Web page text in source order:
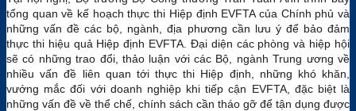
tổng quan về kế hoạch thực thi Hiệp định EVFTA của Chính phủ và
những vấn đề các bộ, ngành, địa phương cần lưu ý để bảo đảm
thực thi hiệu quả Hiệp định EVFTA. Đại diện các phòng và hiệp hội
sẽ có những trao đổi, thảo luận với các Bộ, ngành Trung ương về
nhiều vấn đề liên quan tới thực thi Hiệp định, những khó khăn,
vướng mắc đối với doanh nghiệp khi tiếp cận EVFTA, đặc biệt là
những vấn đề về thể chế, chính sách cần tháo gỡ để tận dụng được